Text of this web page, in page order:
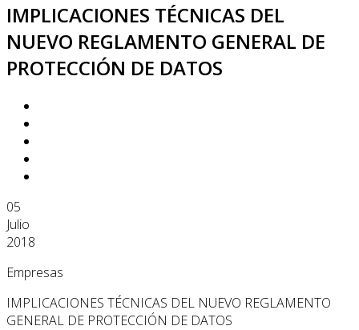
IMPLICACIONES TÉCNICAS DEL
NUEVO REGLAMENTO GENERAL DE
PROTECCIÓN DE DATOS
05
Julio
2018
Empresas
IMPLICACIONES TÉCNICAS DEL NUEVO REGLAMENTO
GENERAL DE PROTECCIÓN DE DATOS